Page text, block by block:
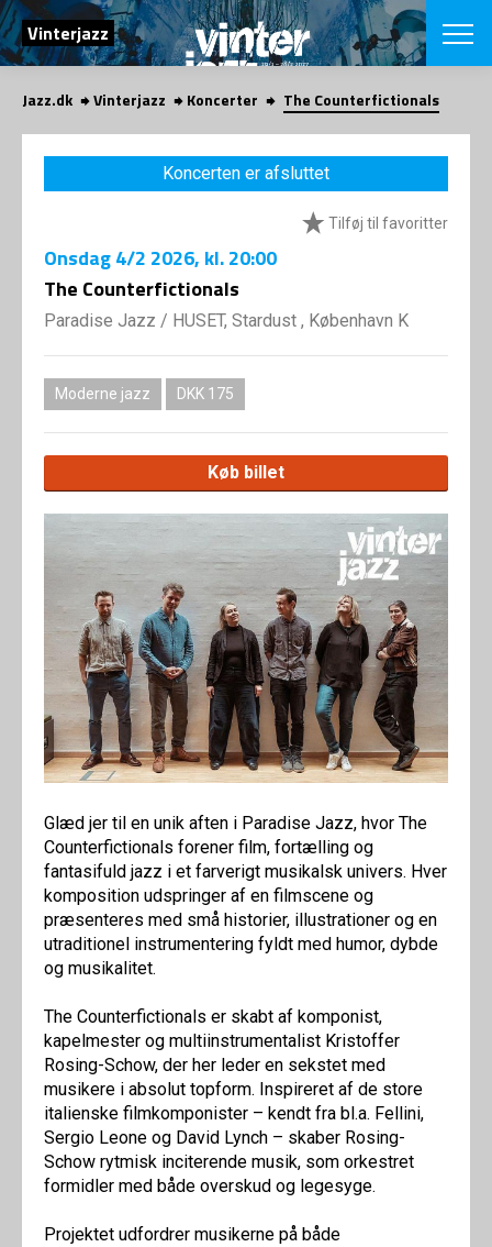
SØG
Vinterjazz
English
VÆLG
COPENHAGEN
App
INFO
Presse/
SHOP
Jazz.dk Vinterjazz Koncerter The Counterfictionals
Koncerten er afsluttet
Tilføj til favoritter
Onsdag4/2 2026, kl. 20:00
The Counterfictionals
Paradise Jazz / HUSET, Stardust , København K
Moderne jazz DKK 175
Køb billet
Glæd jer til en unik aften i Paradise Jazz, hvor The
Counterfictionals forener film, fortælling og
fantasifuld jazz i et farverigt musikalsk univers. Hver
komposition udspringer af en filmscene og
præsenteres med små historier, illustrationer og en
utraditionel instrumentering fyldt med humor, dybde
og musikalitet.
The Counterfictionals er skabt af komponist,
kapelmester og multiinstrumentalist Kristoffer
Rosing-Schow, der her leder en sekstet med
musikere i absolut topform. Inspireret af de store
italienske filmkomponister – kendt fra bl.a. Fellini,
Sergio Leone og David Lynch – skaber Rosing-
Schow rytmisk inciterende musik, som orkestret
formidler med både overskud og legesyge.
Projektet udfordrer musikerne på både